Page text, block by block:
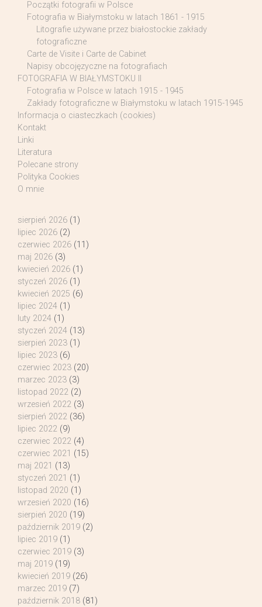
Początki fotografii w Polsce
Fotografia w Białymstoku w latach 1861 - 1915
Litografie używane przez białostockie zakłady
fotograficzne
Carte de Visite i Carte de Cabinet
Napisy obcojęzyczne na fotografiach
FOTOGRAFIA W BIAŁYMSTOKU II
Fotografia w Polsce w latach 1915 - 1945
Zakłady fotograficzne w Białymstoku w latach 1915-1945
Informacja o ciasteczkach (cookies)
Kontakt
Linki
Literatura
Polecane strony
Polityka Cookies
O mnie
sierpień 2026 (1)
lipiec 2026 (2)
czerwiec 2026 (11)
maj 2026 (3)
kwiecień 2026 (1)
styczeń 2026 (1)
kwiecień 2025 (6)
lipiec 2024 (1)
luty 2024 (1)
styczeń 2024 (13)
sierpień 2023 (1)
lipiec 2023 (6)
czerwiec 2023 (20)
marzec 2023 (3)
listopad 2022 (2)
wrzesień 2022 (3)
sierpień 2022 (36)
lipiec 2022 (9)
czerwiec 2022 (4)
czerwiec 2021 (15)
maj 2021 (13)
styczeń 2021 (1)
listopad 2020 (1)
wrzesień 2020 (16)
sierpień 2020 (19)
październik 2019 (2)
lipiec 2019 (1)
czerwiec 2019 (3)
maj 2019 (19)
kwiecień 2019 (26)
marzec 2019 (7)
październik 2018 (81)